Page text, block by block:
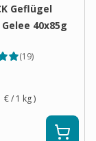
Geflügel
40x85g
(19)
€/ 1 kg)